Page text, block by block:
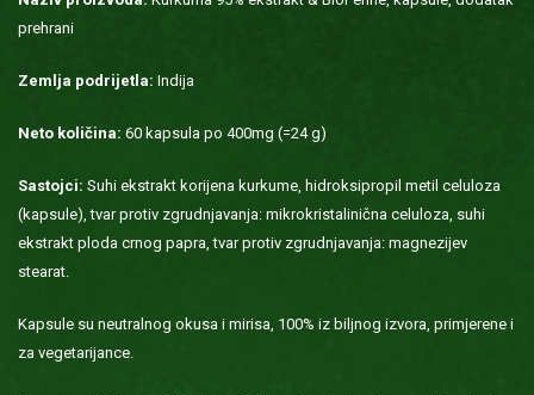
prehrani
Zemlja podrijetla: Indija
Neto količina: 60 kapsula po 400mg (=24 g)
Sastojci: Suhi ekstrakt korijena kurkume, hidroksipropil metil celuloza
(kapsule), tvar protiv zgrudnjavanja: mikrokristalinična celuloza, suhi
ekstrakt ploda crnog papra, tvar protiv zgrudnjavanja: magnezijev
stearat.
Kapsule su neutralnog okusa i mirisa, 100% iz biljnog izvora, primjerene i
za vegetarijance.